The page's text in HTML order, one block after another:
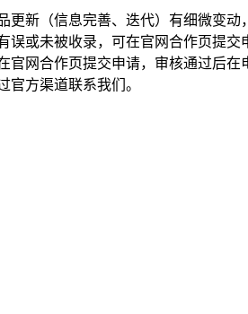
更新（信息完善、迭代）有细微变动
或未被收录，可在官网合作页提
网合作页提交申请，审核通过后
方渠道联系我们。